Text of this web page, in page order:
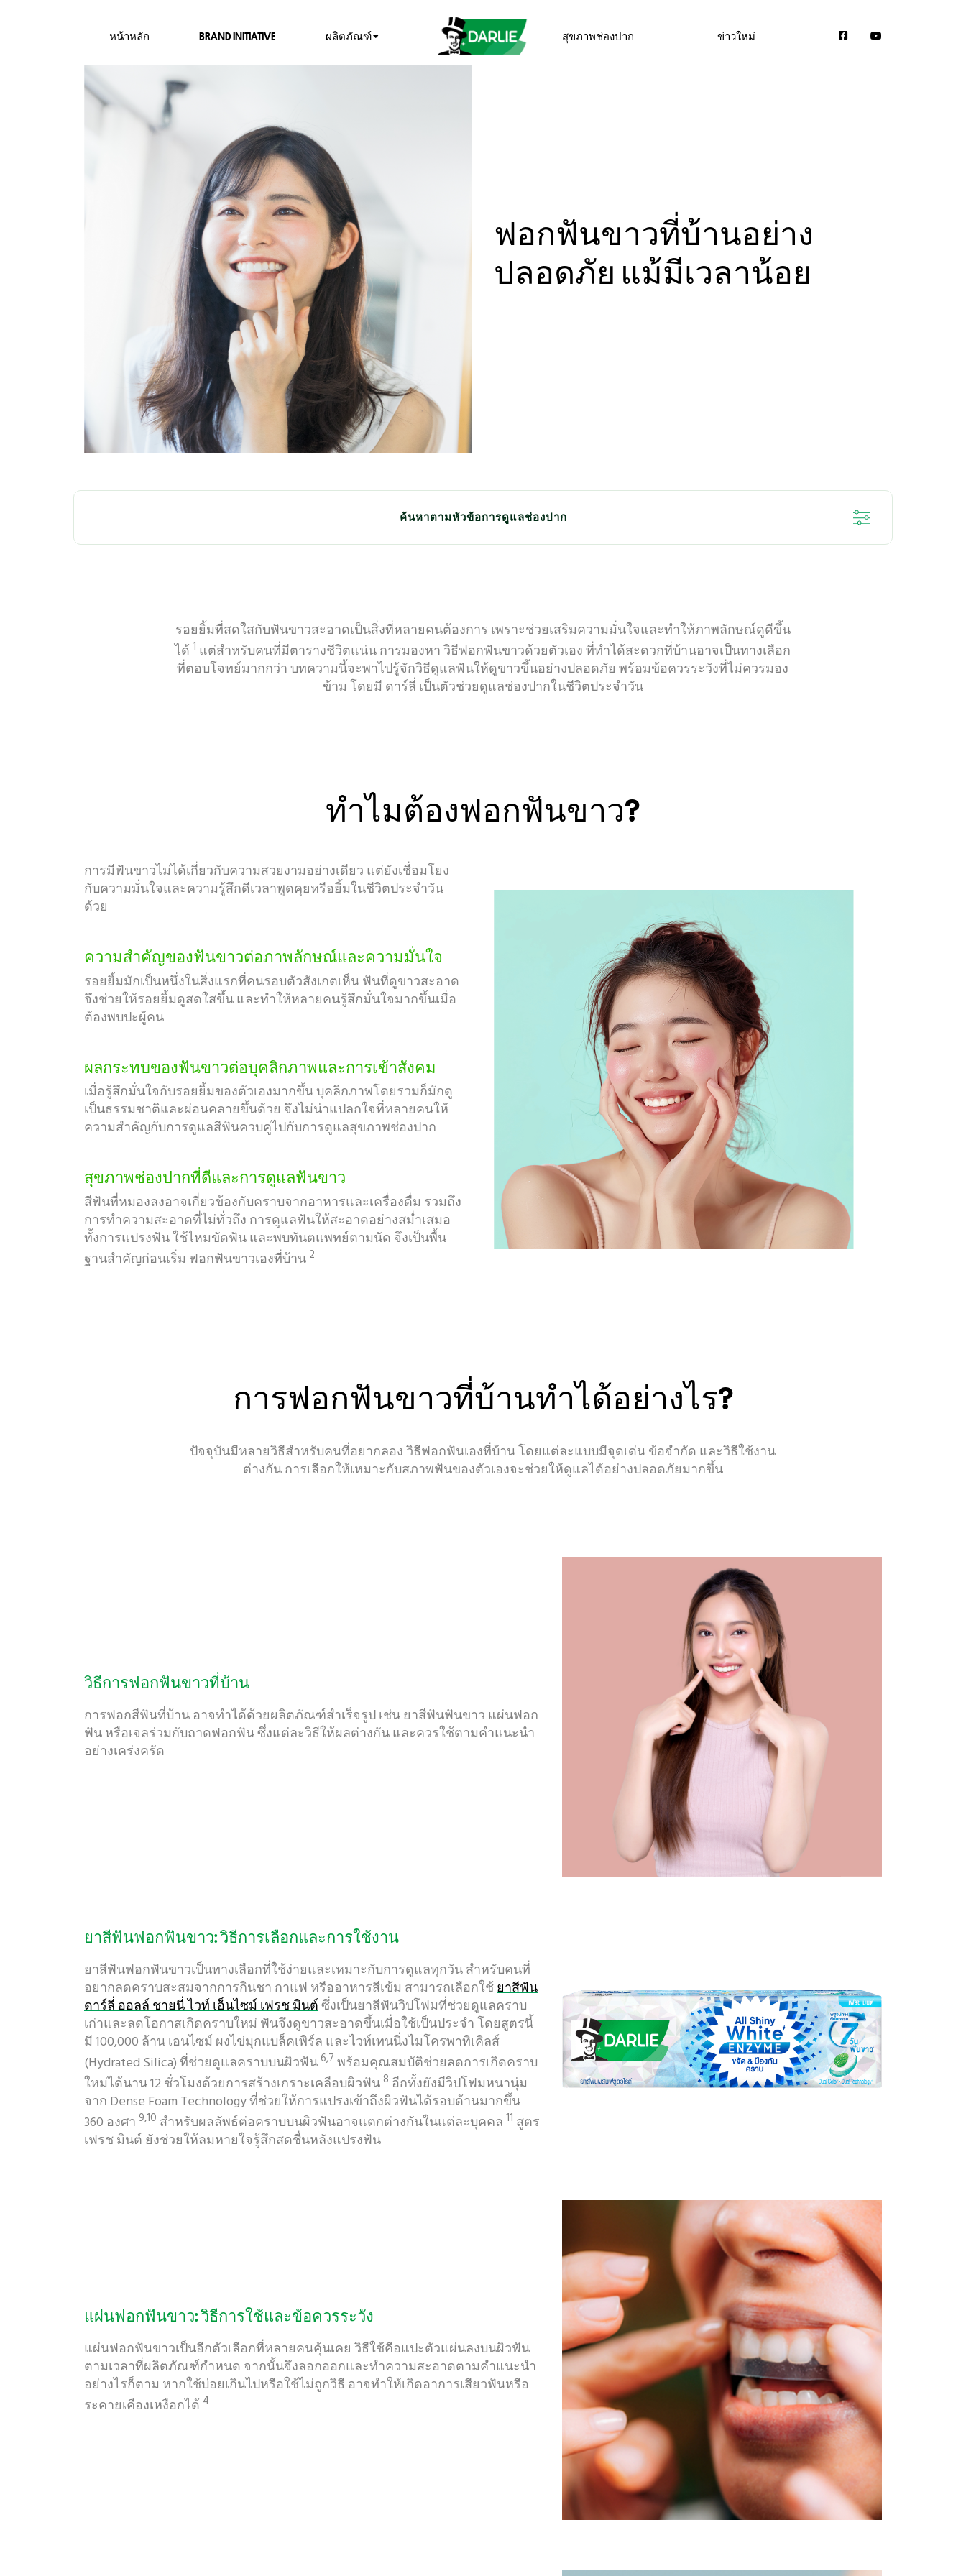
หน้าหลัก BRAND INITIATIVE ผลิตภัณฑ์ สุขภาพช่องปาก ข่าวใหม่
ฟอกฟันขาวที่บ้านอย่าง
ปลอดภัย แม้มีเวลาน้อย
ค้นหาตามหัวข้อการดูแลช่องปาก
เพื่อความสะอาดล้ำลึก ลดแบคทีเรีย ลดกลิ่นปาก สมุนไพรกับดารดูแลช่องปาก ปัญหาฟันผุ สุขภาพฟัน
กิจวัตรประจำวันในการดูแลสุขภาพช่องปาก แปรงสีฟันไฟฟ้า
แปรงสีฟัน รอยยิ้ม โอกาส/ เวลา กิจกรรมเพื่อส่วนร่วม
รอยยิ้มที่สดใสกับฟันขาวสะอาดเป็นสิ่งที่หลายคนต้องการ เพราะช่วยเสริมความมั่นใจและทำให้ภาพลักษณ์ดูดีขึ้น
ได้ 1 แต่สำหรับคนที่มีตารางชีวิตแน่น การมองหา วิธีฟอกฟันขาวด้วยตัวเอง ที่ทำได้สะดวกที่บ้านอาจเป็นทางเลือก
ที่ตอบโจทย์มากกว่า บทความนี้จะพาไปรู้จักวิธีดูแลฟันให้ดูขาวขึ้นอย่างปลอดภัย พร้อมข้อควรระวังที่ไม่ควรมอง
ข้าม โดยมี ดาร์ลี่ เป็นตัวช่วยดูแลช่องปากในชีวิตประจำวัน
ทำไมต้องฟอกฟันขาว?
การมีฟันขาวไม่ได้เกี่ยวกับความสวยงามอย่างเดียว แต่ยังเชื่อมโยง
กับความมั่นใจและความรู้สึกดีเวลาพูดคุยหรือยิ้มในชีวิตประจำวัน
ด้วย
ความสำคัญของฟันขาวต่อภาพลักษณ์และความมั่นใจ
รอยยิ้มมักเป็นหนึ่งในสิ่งแรกที่คนรอบตัวสังเกตเห็น ฟันที่ดูขาวสะอาด
จึงช่วยให้รอยยิ้มดูสดใสขึ้น และทำให้หลายคนรู้สึกมั่นใจมากขึ้นเมื่อ
ต้องพบปะผู้คน
ผลกระทบของฟันขาวต่อบุคลิกภาพและการเข้าสังคม
เมื่อรู้สึกมั่นใจกับรอยยิ้มของตัวเองมากขึ้น บุคลิกภาพโดยรวมก็มักดู
เป็นธรรมชาติและผ่อนคลายขึ้นด้วย จึงไม่น่าแปลกใจที่หลายคนให้
ความสำคัญกับการดูแลสีฟันควบคู่ไปกับการดูแลสุขภาพช่องปาก
สุขภาพช่องปากที่ดีและการดูแลฟันขาว
สีฟันที่หมองลงอาจเกี่ยวข้องกับคราบจากอาหารและเครื่องดื่ม รวมถึง
การทำความสะอาดที่ไม่ทั่วถึง การดูแลฟันให้สะอาดอย่างสม่ำเสมอ
ทั้งการแปรงฟัน ใช้ไหมขัดฟัน และพบทันตแพทย์ตามนัด จึงเป็นพื้น
ฐานสำคัญก่อนเริ่ม ฟอกฟันขาวเองที่บ้าน 2
การฟอกฟันขาวที่บ้านทำได้อย่างไร?
ปัจจุบันมีหลายวิธีสำหรับคนที่อยากลอง วิธีฟอกฟันเองที่บ้าน โดยแต่ละแบบมีจุดเด่น ข้อจำกัด และวิธีใช้งาน
ต่างกัน การเลือกให้เหมาะกับสภาพฟันของตัวเองจะช่วยให้ดูแลได้อย่างปลอดภัยมากขึ้น
วิธีการฟอกฟันขาวที่บ้าน
การฟอกสีฟันที่บ้าน อาจทำได้ด้วยผลิตภัณฑ์สำเร็จรูป เช่น ยาสีฟันฟันขาว แผ่นฟอก
ฟัน หรือเจลร่วมกับถาดฟอกฟัน ซึ่งแต่ละวิธีให้ผลต่างกัน และควรใช้ตามคำแนะนำ
อย่างเคร่งครัด
ยาสีฟันฟอกฟันขาว: วิธีการเลือกและการใช้งาน
ยาสีฟันฟอกฟันขาวเป็นทางเลือกที่ใช้ง่ายและเหมาะกับการดูแลทุกวัน สำหรับคนที่
อยากลดคราบสะสมจากการกินชา กาแฟ หรืออาหารสีเข้ม สามารถเลือกใช้ยาสีฟัน
ดาร์ลี่ ออลล์ ชายนี่ ไวท์ เอ็นไซม์ เฟรช มินต์ซึ่งเป็นยาสีฟันวิปโฟมที่ช่วยดูแลคราบ
เก่าและลดโอกาสเกิดคราบใหม่ ฟันจึงดูขาวสะอาดขึ้นเมื่อใช้เป็นประจำ โดยสูตรนี้
มี 100,000 ล้าน เอนไซม์ ผงไข่มุกแบล็คเพิร์ล และไวท์เทนนิ่งไมโครพาทิเคิลส์
(Hydrated Silica) ที่ช่วยดูแลคราบบนผิวฟัน 6,7 พร้อมคุณสมบัติช่วยลดการเกิดคราบ
ใหม่ได้นาน 12 ชั่วโมงด้วยการสร้างเกราะเคลือบผิวฟัน 8 อีกทั้งยังมีวิปโฟมหนานุ่ม
จาก Dense Foam Technology ที่ช่วยให้การแปรงเข้าถึงผิวฟันได้รอบด้านมากขึ้น
360 องศา 9,10 สำหรับผลลัพธ์ต่อคราบบนผิวฟันอาจแตกต่างกันในแต่ละบุคคล 11 สูตร
เฟรช มินต์ ยังช่วยให้ลมหายใจรู้สึกสดชื่นหลังแปรงฟัน
แผ่นฟอกฟันขาว: วิธีการใช้และข้อควรระวัง
แผ่นฟอกฟันขาวเป็นอีกตัวเลือกที่หลายคนคุ้นเคย วิธีใช้คือแปะตัวแผ่นลงบนผิวฟัน
ตามเวลาที่ผลิตภัณฑ์กำหนด จากนั้นจึงลอกออกและทำความสะอาดตามคำแนะนำ
อย่างไรก็ตาม หากใช้บ่อยเกินไปหรือใช้ไม่ถูกวิธี อาจทำให้เกิดอาการเสียวฟันหรือ
ระคายเคืองเหงือกได้ 4